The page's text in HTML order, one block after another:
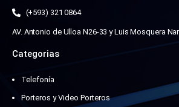
(+593) 321 0864
AV. Antonio de Ulloa N26-33 y Luis Mosquera
Categorias
Telefonía
Porteros y Video Porteros